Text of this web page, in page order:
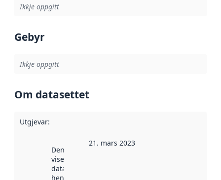
Ikkje oppgitt
Gebyr
Ikkje oppgitt
Om datasettet
Utgjevar:
Denne datoen
viser når
datasettet vart
henta inn av
21. mars 2023